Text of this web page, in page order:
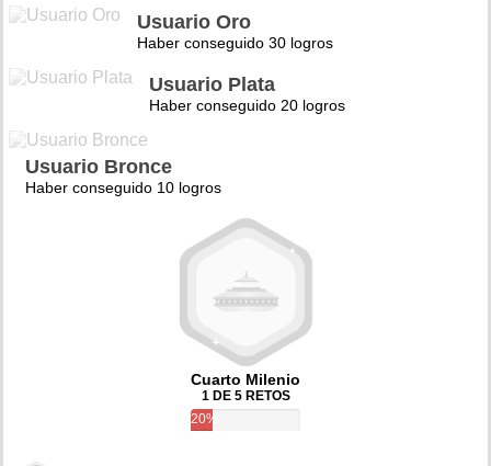
Usuario Oro
Haber conseguido 30 logros
Usuario Plata
Haber conseguido 20 logros
Usuario Bronce
Haber conseguido 10 logros
Cuarto Milenio
1 DE 5 RETOS
20%